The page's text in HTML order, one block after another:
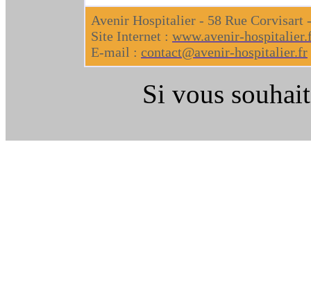
Avenir Hospitalier - 58 Rue Corvisart
Site Internet : www.avenir-
E-mail : contact@avenir-hospitalier.fr
Si vous